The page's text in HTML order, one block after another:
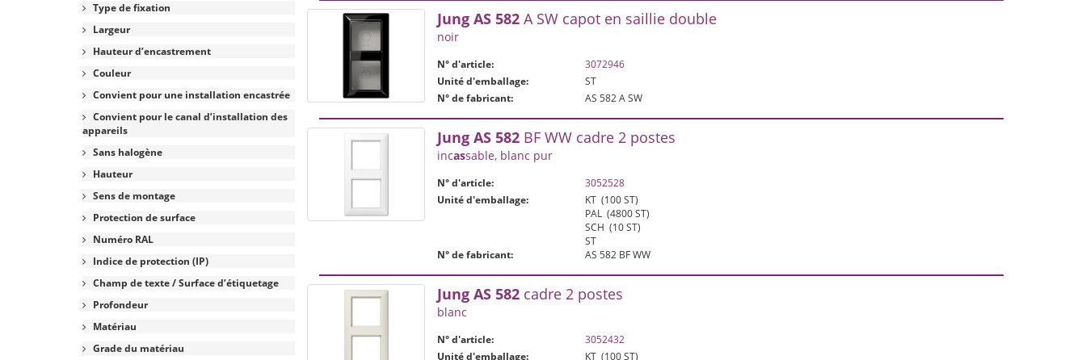
Type de fixation
Largeur
Hauteur d’encastrement
Couleur
Convient pour une installation encastrée
Convient pour le canal d’installation des
appareils
Sans halogène
Hauteur
Sens de montage
Protection de surface
Numéro RAL
Indice de protection (IP)
Champ de texte / Surface d’étiquetage
Profondeur
Matériau
Grade du matériau
Jung AS 582A SW capot en saillie double
noir
N° d'article:
3072946
Unité d'emballage:
ST
N° de fabricant:
AS 582 A SW
Jung AS 582BF WW cadre 2 postes
incassable, blanc pur
N° d'article:
3052528
Unité d'emballage:
KT (100 ST)
PAL (4800 ST)
SCH (10 ST)
ST
N° de fabricant:
AS 582 BF WW
Jung AS 582cadre 2 postes
blanc
N° d'article:
3052432
Unité d'emballage:
KT (100 ST)